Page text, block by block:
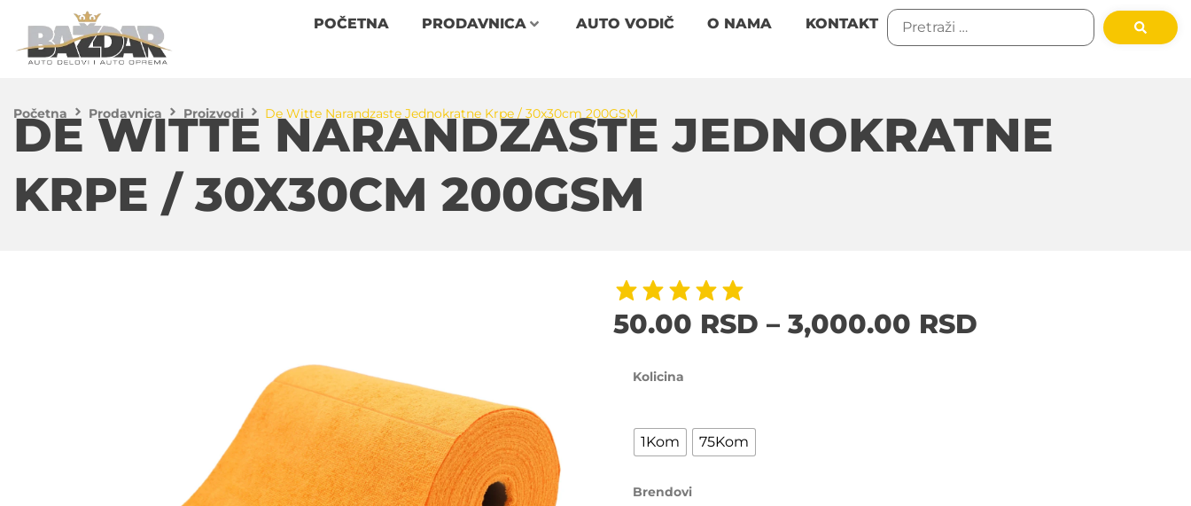
POČETNA PRODAVNICA AUTO VODIČ O NAMA KONTAKT
Početna Prodavnica Proizvodi De Witte Narandzaste Jednokratne Krpe / 30x30cm 200GSM
DE WITTE NARANDZASTE JEDNOKRATNE
KRPE / 30X30CM 200GSM
50.00 RSD – 3,000.00 RSD
Kolicina
1Kom 75Kom
Brendovi